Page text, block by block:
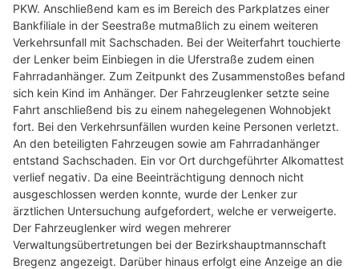
PKW. Anschließend kam es im Bereich des Parkplatzes einer
Bankfiliale in der Seestraße mutmaßlich zu einem weiteren
Verkehrsunfall mit Sachschaden. Bei der Weiterfahrt touchierte
der Lenker beim Einbiegen in die Uferstraße zudem einen
Fahrradanhänger. Zum Zeitpunkt des Zusammenstoßes befand
sich kein Kind im Anhänger. Der Fahrzeuglenker setzte seine
Fahrt anschließend bis zu einem nahegelegenen Wohnobjekt
fort. Bei den Verkehrsunfällen wurden keine Personen verletzt.
An den beteiligten Fahrzeugen sowie am Fahrradanhänger
entstand Sachschaden. Ein vor Ort durchgeführter Alkomattest
verlief negativ. Da eine Beeinträchtigung dennoch nicht
ausgeschlossen werden konnte, wurde der Lenker zur
ärztlichen Untersuchung aufgefordert, welche er verweigerte.
Der Fahrzeuglenker wird wegen mehrerer
Verwaltungsübertretungen bei der Bezirkshauptmannschaft
Bregenz angezeigt. Darüber hinaus erfolgt eine Anzeige an die